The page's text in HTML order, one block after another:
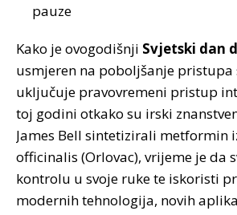
pauze
Kako je ovogodišnji Svjetski dan
usmjeren na poboljšanje pristupa
uključuje pravovremeni pristup
toj godini otkako su irski
James Bell sintetizirali metformin
officinalis (Orlovac), vrijeme je da
kontrolu u svoje ruke te iskoristi
modernih tehnologija, novih